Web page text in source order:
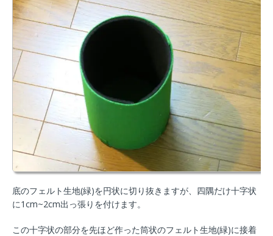
底のフェルト生地(緑)を円状に切り抜きますが、四隅だけ十字状
に1cm~2cm出っ張りを付けます。
この十字状の部分を先ほど作った筒状のフェルト生地(緑)に接着